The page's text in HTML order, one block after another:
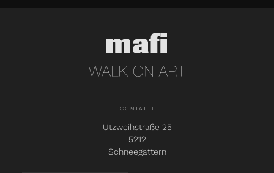
CONTATTI
Utzweihstraße 25
5212
Schneegattern